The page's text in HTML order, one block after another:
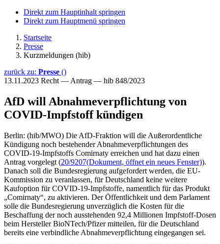
Direkt zum Hauptinhalt springen
Direkt zum Hauptmenü springen
Startseite
Presse
Kurzmeldungen (hib)
zurück zu: Presse ()
13.11.2023 Recht — Antrag — hib 848/2023
AfD will Abnahmeverpflichtung von
COVID-Impfstoff kündigen
Berlin: (hib/MWO) Die AfD-Fraktion will die Außerordentliche
Kündigung noch bestehender Abnahmeverpflichtungen des
COVID-19-Impfstoffs Comirnaty erreichen und hat dazu einen
Antrag vorgelegt (20/9207(Dokument, öffnet ein neues Fenster)).
Danach soll die Bundesregierung aufgefordert werden, die EU-
Kommission zu veranlassen, für Deutschland keine weitere
Kaufoption für COVID-19-Impfstoffe, namentlich für das Produkt
„Comirnaty“, zu aktivieren. Der Öffentlichkeit und dem Parlament
solle die Bundesregierung unverzüglich die Kosten für die
Beschaffung der noch ausstehenden 92,4 Millionen Impfstoff-Dosen
beim Hersteller BioNTech/Pfizer mitteilen, für die Deutschland
bereits eine verbindliche Abnahmeverpflichtung eingegangen sei.